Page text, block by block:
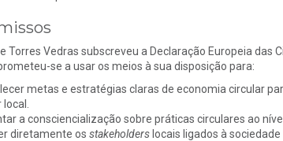
Torres Vedras subscreveu a Declaração Europeia das
se a usar os meios à sua disposição para:
metas e estratégias claras de economia circular
a consciencialização sobre práticas circulares ao
diretamente os stakeholderslocais ligados à